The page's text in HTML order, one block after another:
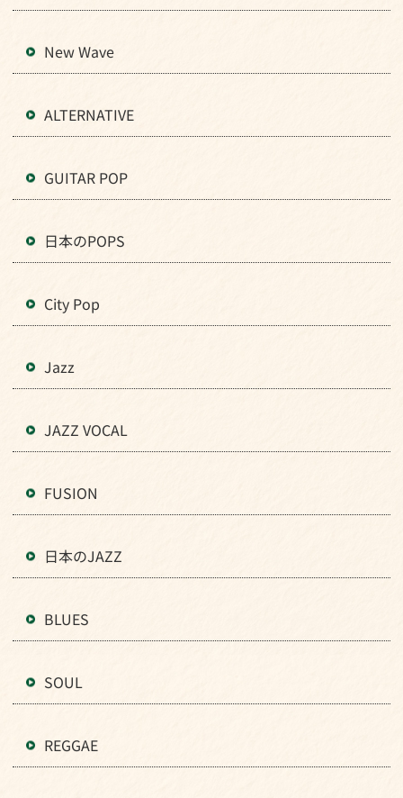
New Wave
ALTERNATIVE
GUITAR POP
日本のPOPS
City Pop
Jazz
JAZZ VOCAL
FUSION
日本のJAZZ
BLUES
SOUL
REGGAE